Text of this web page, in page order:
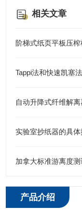
相关文章
阶梯式纸页平板压
Tappi法和快速凯塞
自动升降式纤维解
实验室抄纸器的具
加拿大标准游离度
产品介绍